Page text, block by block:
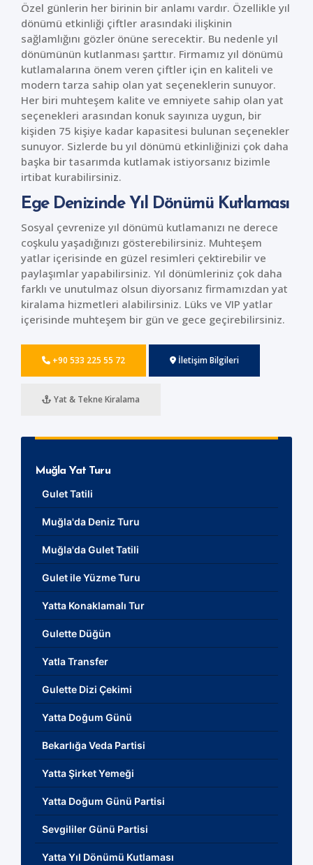
Özel günlerin her birinin bir anlamı vardır. Özellikle yıl
dönümü etkinliği çiftler arasındaki ilişkinin
sağlamlığını gözler önüne serecektir. Bu nedenle yıl
dönümünün kutlanması şarttır. Firmamız yıl dönümü
kutlamalarına önem veren çiftler için en kaliteli ve
modern tarza sahip olan yat seçeneklerin sunuyor.
Her biri muhteşem kalite ve emniyete sahip olan yat
seçenekleri arasından konuk sayınıza uygun, bir
kişiden 75 kişiye kadar kapasitesi bulunan seçenekler
sunuyor. Sizlerde bu yıl dönümü etkinliğinizi çok daha
başka bir tasarımda kutlamak istiyorsanız bizimle
irtibat kurabilirsiniz.
Ege Denizinde Yıl Dönümü Kutlaması
Sosyal çevrenize yıl dönümü kutlamanızı ne derece
coşkulu yaşadığınızı gösterebilirsiniz. Muhteşem
yatlar içerisinde en güzel resimleri çektirebilir ve
paylaşımlar yapabilirsiniz. Yıl dönümleriniz çok daha
farklı ve unutulmaz olsun diyorsanız firmamızdan yat
kiralama hizmetleri alabilirsiniz. Lüks ve VIP yatlar
içerisinde muhteşem bir gün ve gece geçirebilirsiniz.
+90 533 225 55 72 İletişim Bilgileri
Yat & Tekne Kiralama
Muğla Yat Turu
Gulet Tatili
Muğla'da Deniz Turu
Muğla'da Gulet Tatili
Gulet ile Yüzme Turu
Yatta Konaklamalı Tur
Gulette Düğün
Yatla Transfer
Gulette Dizi Çekimi
Yatta Doğum Günü
Bekarlığa Veda Partisi
Yatta Şirket Yemeği
Yatta Doğum Günü Partisi
Sevgililer Günü Partisi
Yatta Yıl Dönümü Kutlaması